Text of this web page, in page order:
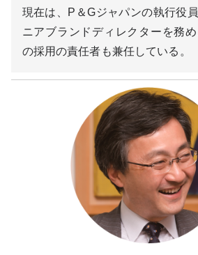
現在は、P＆Gジャパンの執行役
ニアブランドディレクターを務
の採用の責任者も兼任している。